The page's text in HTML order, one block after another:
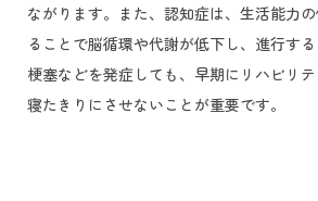
ながります。また、認知症は、生活能力
ることで脳循環や代謝が低下し、進行す
梗塞などを発症しても、早期にリハビリテ
寝たきりにさせないことが重要です。